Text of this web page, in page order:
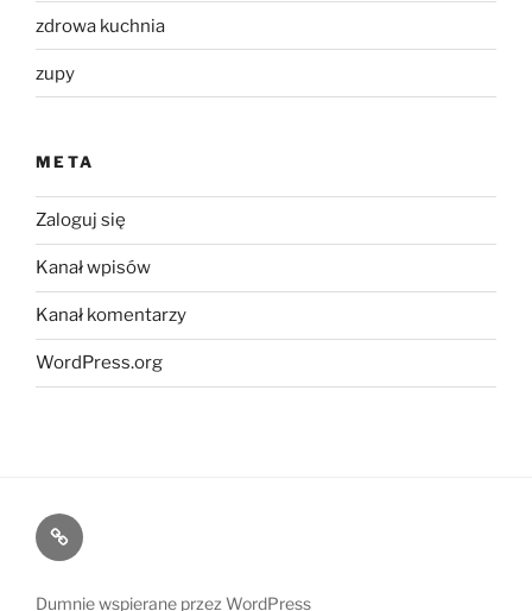
zdrowa kuchnia
zupy
META
Zaloguj się
Kanał wpisów
Kanał komentarzy
WordPress.org
Kontakt
Dumnie wspierane przez WordPress